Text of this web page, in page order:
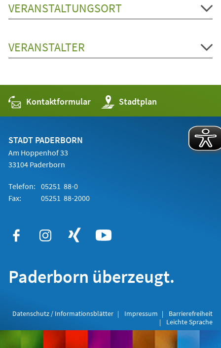
VERANSTALTUNGSORT
VERANSTALTER
Kontaktformular Stadtplan
(Öffnet
in
einem
STADT PADERBORN
Am Hoppenhof 33
33104 Paderborn
Telefon: 05251 88-0
Fax:
05251 88-2000
Paderborn überzeugt.
Datenschutz / Informationsblätter Impressum
Barrierefreiheit
Leichte Sprache